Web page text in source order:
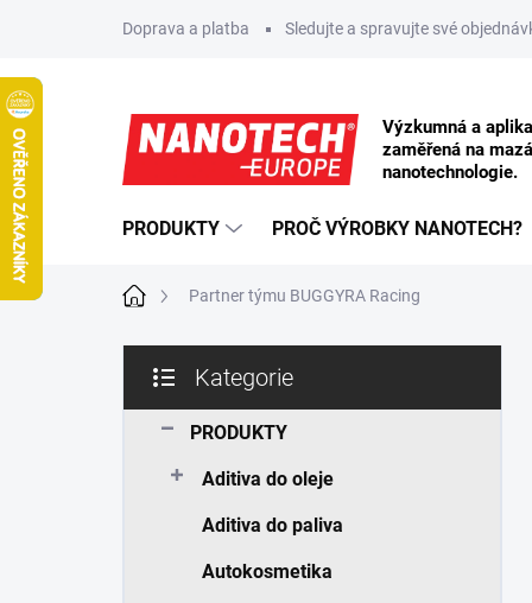
Doprava a platba
Sledujte a spravujte své
PRODUKTY PROČ VÝROBKY NANOTECH?
Domů Partner týmu BUGGYRA Racing
Přeskočit kategorie
Kategorie
PRODUKTY
Aditiva do oleje
Aditiva do paliva
Autokosmetika